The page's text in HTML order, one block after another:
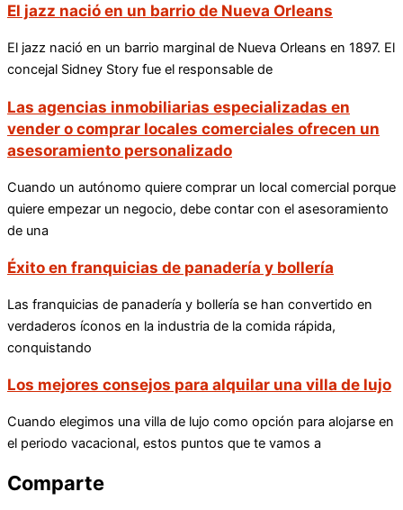
El jazz nació en un barrio de Nueva Orleans
El jazz nació en un barrio marginal de Nueva Orleans en 1897. El
concejal Sidney Story fue el responsable de
Las agencias inmobiliarias especializadas en
vender o comprar locales comerciales ofrecen un
asesoramiento personalizado
Cuando un autónomo quiere comprar un local comercial porque
quiere empezar un negocio, debe contar con el asesoramiento
de una
Éxito en franquicias de panadería y bollería
Las franquicias de panadería y bollería se han convertido en
verdaderos íconos en la industria de la comida rápida,
conquistando
Los mejores consejos para alquilar una villa de lujo
Cuando elegimos una villa de lujo como opción para alojarse en
el periodo vacacional, estos puntos que te vamos a
Comparte